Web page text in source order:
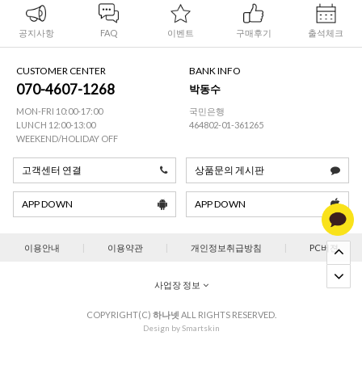
공지사항 FAQ 이벤트 구매후기 출석체크
CUSTOMER CENTER
070-4607-1268
MON-FRI 10:00-17:00
LUNCH 12:00-13:00
WEEKEND/HOLIDAY OFF
BANK INFO
박동수
국민은행
464802-01-361265
고객센터 연결 상품문의 게시판
APP DOWN APP DOWN
이용안내 이용약관 개인정보취급방침 PC버젼
사업장 정보
COPYRIGHT(C) 하나넷 ALL RIGHTS RESERVED.